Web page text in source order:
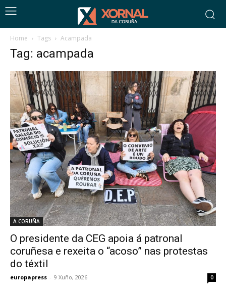
Home Tags Acampada
Tag: acampada
A CORUÑA
O presidente da CEG apoia á patronal
coruñesa e rexeita o “acoso” nas protestas
do téxtil
europapress - 9 Xuño, 2026 0